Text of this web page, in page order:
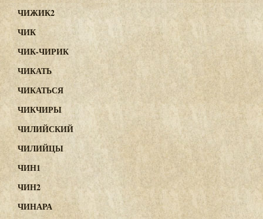
ЧИЖИК2
ЧИК
ЧИК-ЧИРИК
ЧИКАТЬ
ЧИКАТЬСЯ
ЧИКЧИРЫ
ЧИЛИЙСКИЙ
ЧИЛИЙЦЫ
ЧИН1
ЧИН2
ЧИНАРА